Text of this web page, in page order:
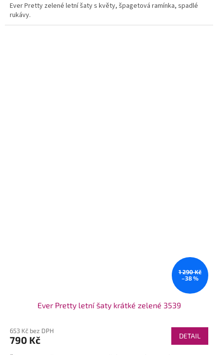
Ever Pretty zelené letní šaty s květy, špagetová ramínka, spadlé
rukávy.
1 290 Kč
–38 %
Ever Pretty letní šaty krátké zelené 3539
653 Kč bez DPH
790 Kč DETAIL